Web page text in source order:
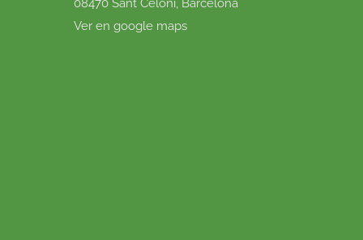
08470 Sant Celoni, Barcelona
Ver en google maps